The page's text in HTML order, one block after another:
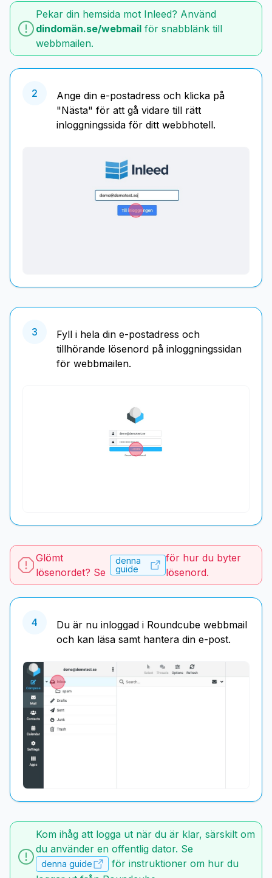
Pekar din hemsida mot Inleed? Använd
dindomän.se/webmail för snabblänk till
webbmailen.
2
Ange din e-postadress och klicka på
"Nästa" för att gå vidare till rätt
inloggningssida för ditt webbhotell.
3
Fyll i hela din e-postadress och
tillhörande lösenord på inloggningssidan
för webbmailen.
Glömt
lösenordet? Se
denna
guide
för hur du byter
lösenord.
4
Du är nu inloggad i Roundcube webbmail
och kan läsa samt hantera din e-post.
Kom ihåg att logga ut när du är klar, särskilt om
du använder en offentlig dator. Se
denna guide
för instruktioner om hur du